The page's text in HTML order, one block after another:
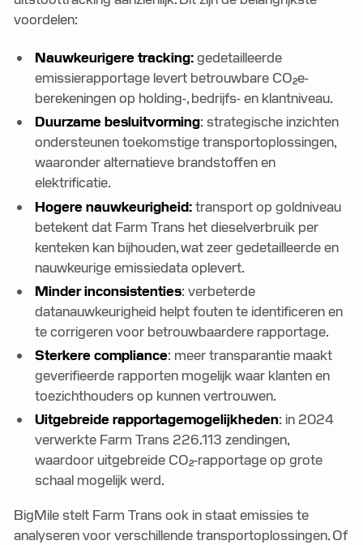
voordelen:
Nauwkeurigere tracking:gedetailleerde
emissierapportage levert betrouwbare CO₂e-
berekeningen op holding-, bedrijfs- en klantniveau.
Duurzame besluitvorming: strategische inzichten
ondersteunen toekomstige transportoplossingen,
waaronder alternatieve brandstoffen en
elektrificatie.
Hogere nauwkeurigheid:transport op goldniveau
betekent dat Farm Trans het dieselverbruik per
kenteken kan bijhouden, wat zeer gedetailleerde en
nauwkeurige emissiedata oplevert.
Minder inconsistenties: verbeterde
datanauwkeurigheid helpt fouten te identificeren en
te corrigeren voor betrouwbaardere rapportage.
Sterkere compliance: meer transparantie maakt
geverifieerde rapporten mogelijk waar klanten en
toezichthouders op kunnen vertrouwen.
Uitgebreide rapportagemogelijkheden: in 2024
verwerkte Farm Trans 226.113 zendingen,
waardoor uitgebreide CO₂-rapportage op grote
schaal mogelijk werd.
BigMile stelt Farm Trans ook in staat emissies te
analyseren voor verschillende transportoplossingen. Of